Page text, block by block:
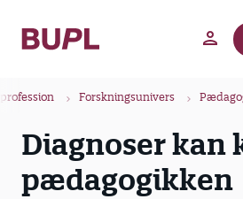
lB
Forskningsunivers
Diagnoser kan
pædagogikken